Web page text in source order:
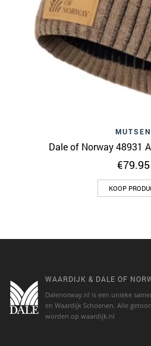
MUTSEN
Dale of Norway 48931
€79.95
KOOP
WAARDIJK & DALE OF
Dalenorway.nl is een unieke
en Waardijk Schoenen. Alle
worden op waardijk.nl